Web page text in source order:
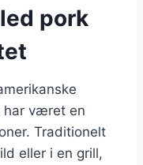
pork
har været en
Traditionelt
eller i en grill,